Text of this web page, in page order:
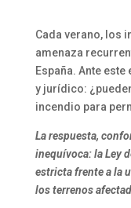
Cada verano, los
amenaza
España. Ante
y jurídico:
incendio para
La respuesta,
inequívoca: la Ley
estricta frente a la
los terrenos